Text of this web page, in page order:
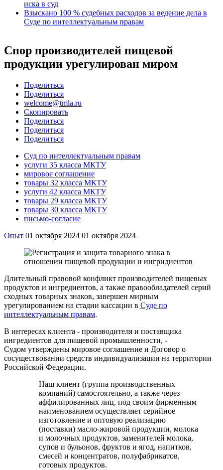
иска в суд
Взыскано 100 % судебных расходов за ведение дела в
Суде по интеллектуальным правам
Спор производителей пищевой
продукции урегулирован миром
Поделиться
Поделиться
welcome@tmla.ru
Скопировать
Поделиться
Поделиться
Поделиться
Суд по интеллектуальным правам
услуги 35 класса МКТУ
мировое соглашение
товары 32 класса МКТУ
услуги 42 класса МКТУ
товары 29 класса МКТУ
товары 30 класса МКТУ
письмо-согласие
Опыт 01 октября 2024 01 октября 2024
Длительный правовой конфликт производителей пищевых
продуктов и ингредиентов, а также правообладателей серий
сходных товарных знаков, завершен мирным
урегулированием на стадии кассации в Суде по
интеллектуальным правам.
В интересах клиента - производителя и поставщика
ингредиентов для пищевой промышленности, -
Судом утверждены мировое соглашение и Договор о
сосуществовании средств индивидуализации на территории
Российской Федерации.
Наш клиент (группа производственных
компаний) самостоятельно, а также через
аффилированных лиц, под своим фирменным
наименованием осуществляет серийное
изготовление и оптовую реализацию
(поставки) масло-жировой продукции, молока
и молочных продуктов, заменителей молока,
супов и бульонов, фруктов и ягод, напитков,
смесей и концентратов, полуфабрикатов,
готовых продуктов.